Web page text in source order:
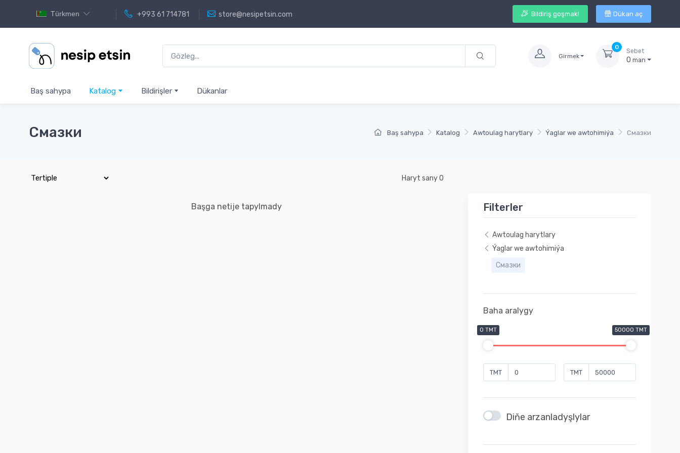
Türkmen +993 61 714781 store@nesipetsin.com Bildiriş goşmak! Dükan aç
Girmek
0
Sebet
0man
Baş sahypa Katalog Bildirişler Dükanlar
Baş sahypa Katalog Awtoulag harytlary Ýaglar we awtohimiýa Смазки
Смазки
Filterler
Awtoulag harytlary
Ýaglar we awtohimiýa
Смазки
Baha aralygy
0 TMT 50000 TMT
TMT TMT
Diňe arzanladyşlylar
Haryt sany 0
Başga netije tapylmady